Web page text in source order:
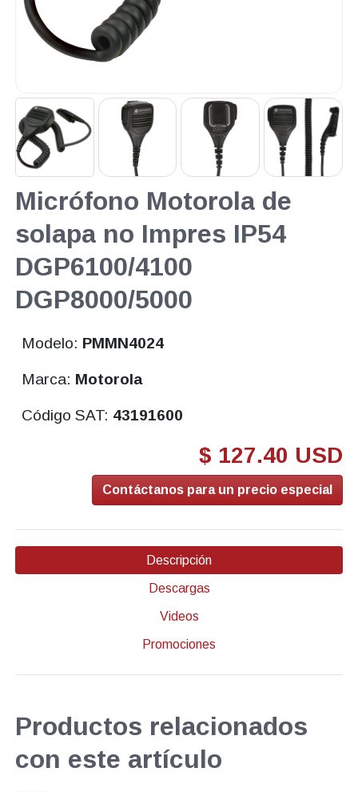
Micrófono Motorola de
solapa no Impres IP54
DGP6100/4100
DGP8000/5000
Modelo: PMMN4024
Marca: Motorola
Código SAT: 43191600
$ 127.40 USD
Contáctanos para un precio especial
Descripción
Descargas
Videos
Promociones
Productos relacionados
con este artículo